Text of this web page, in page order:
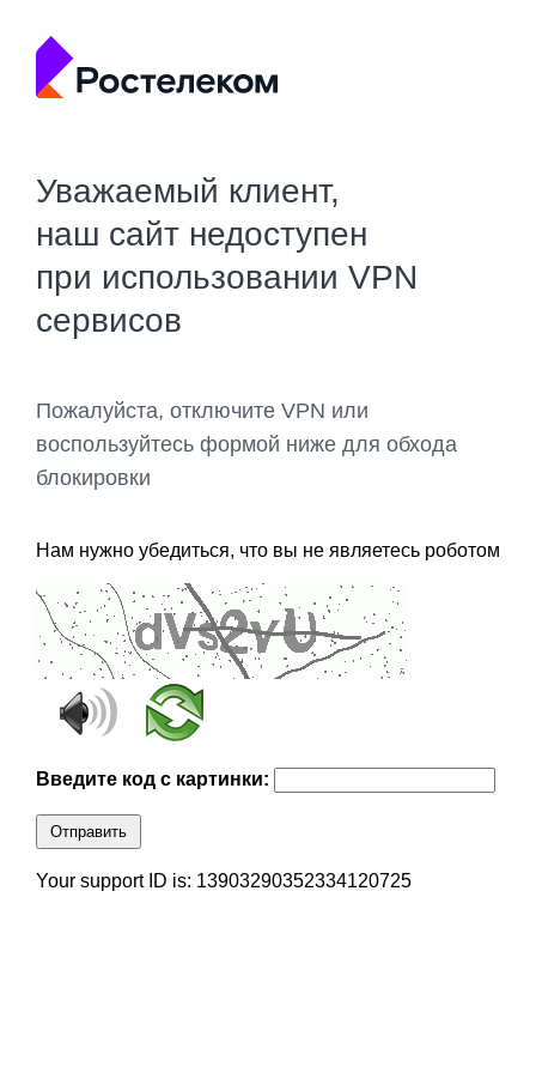
Уважаемый клиент,
наш сайт недоступен
при использовании VPN
сервисов
Пожалуйста, отключите VPN или
воспользуйтесь формой ниже для обхода
блокировки
Нам нужно убедиться, что вы не являетесь роботом
Введите код с картинки:
Отправить
Your support ID is: 13903290352334120725